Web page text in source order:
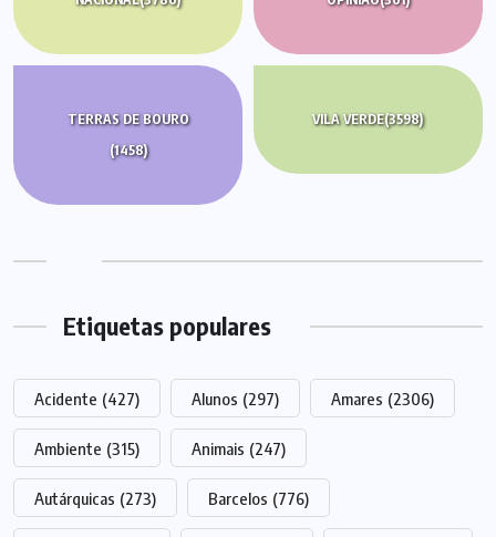
TERRAS DE BOURO
(1458)
VILA VERDE(3598)
Etiquetas populares
Acidente (427) Alunos (297) Amares (2306)
Ambiente (315) Animais (247)
Autárquicas (273) Barcelos (776)